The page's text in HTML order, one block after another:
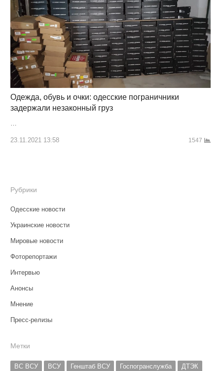
Одежда, обувь и очки: одесские пограничники
задержали незаконный груз
23.11.2021 13:58 1547
Рубрики
Одесские новости
Украинские новости
Мировые новости
Фоторепортажи
Интервью
Анонсы
Мнение
Пресс-релизы
Метки
ВС ВСУ ВСУ Генштаб ВСУ Госпогранслужба
ДТЭК